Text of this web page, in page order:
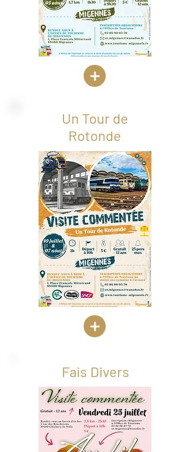
Un Tour de
Rotonde
Fais Divers